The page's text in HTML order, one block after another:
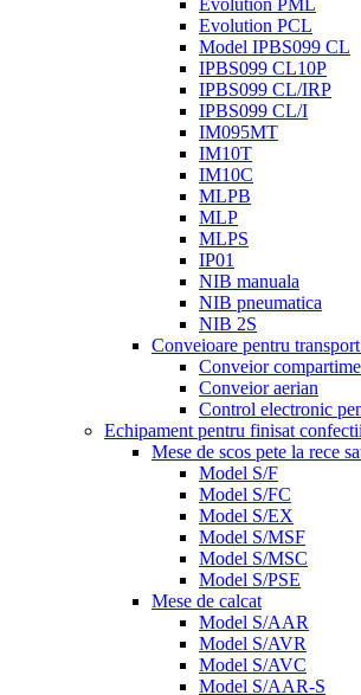
Evolution PML
Evolution PCL
Model IPBS099 CL
IPBS099 CL10P
IPBS099 CL/IRP
IPBS099 CL/I
IM095MT
IM10T
IM10C
MLPB
MLP
MLPS
IP01
NIB manuala
NIB pneumatica
NIB 2S
Conveioare pentru
Conveior
Conveior aerian
Control electronic
Echipament pentru finisat
Mese de scos pete la rece
Model S/F
Model S/FC
Model S/EX
Model S/MSF
Model S/MSC
Model S/PSE
Mese de calcat
Model S/AAR
Model S/AVR
Model S/AVC
Model S/AAR-S